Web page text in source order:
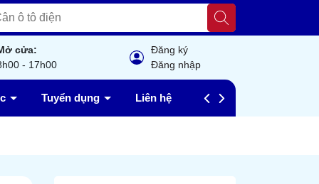
cửa:
- 17h00
Đăng ký
Đăng nhập
Tuyển dụng Liên hệ Câu hỏi thường gặp